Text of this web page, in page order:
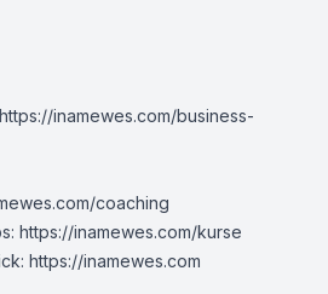
https://inamewes.com/business-
coaching
https://inamewes.com/kurse
https://inamewes.com